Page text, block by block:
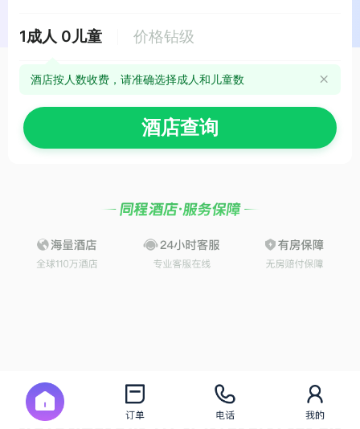
1成人 0儿童 价格钻级
酒店按人数收费，请准确选择成人和儿童数 
酒店查询